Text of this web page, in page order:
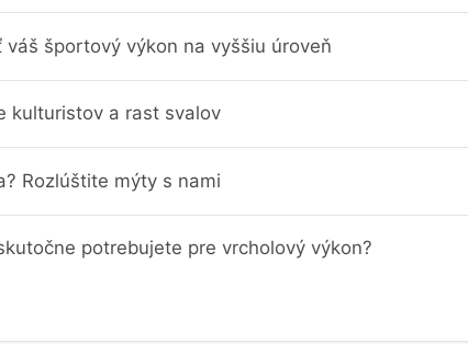
športový výkon na vyššiu úroveň
kulturistov a rast svalov
Rozlúštite mýty s nami
potrebujete pre vrcholový výkon?